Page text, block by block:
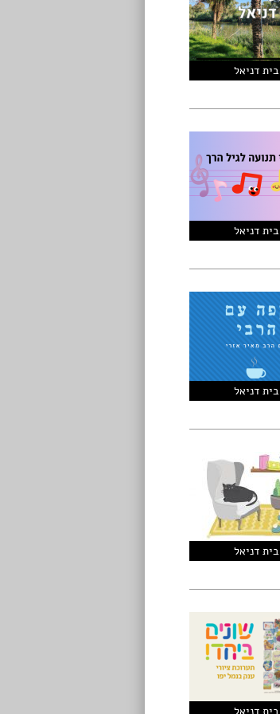
בית דניאל
בית דניאל
בית דניאל
בית דניאל